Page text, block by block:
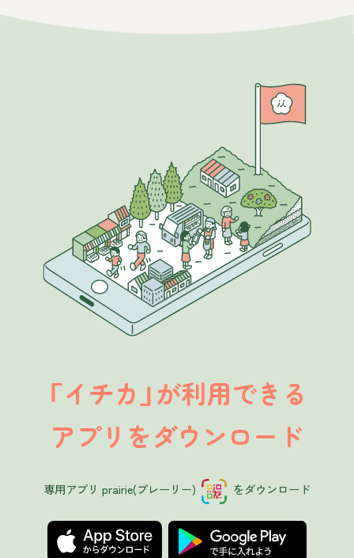
「イチカ」 が利用できる
アプリをダウンロード
専用アプリ prairie(プレーリー) をダウンロード